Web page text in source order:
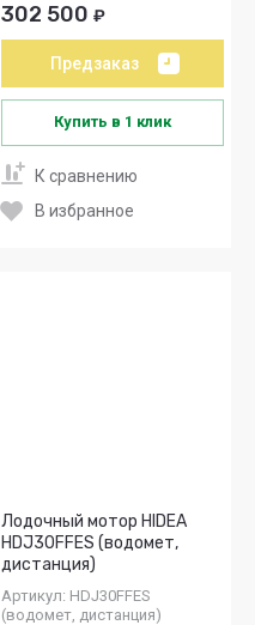
302 500 ₽
Предзаказ
Купить в 1 клик
К сравнению
В избранное
Лодочный мотор HIDEA
HDJ30FFES (водомет,
дистанция)
Артикул: HDJ30FFES
(водомет, дистанция)